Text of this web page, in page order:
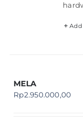
MELA
Rp2.950.000,00